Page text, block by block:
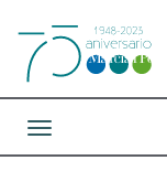
Toggle navigation